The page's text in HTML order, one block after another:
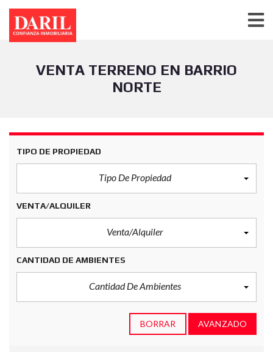
VENTA TERRENO EN BARRIO
NORTE
TIPO DE PROPIEDAD
Tipo De Propiedad
VENTA/ALQUILER
Venta/Alquiler
CANTIDAD DE AMBIENTES
Cantidad De Ambientes
BORRAR AVANZADO